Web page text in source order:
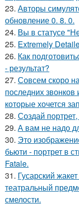
23. Авторы
обновление 0. 8. 0.
24. Вы в статусе
25. Extremely
26. Как
- результат?
27. Совсем скоро
последних
которые хочется
28. Создай
29. А вам не надо
30. Это
бьюти - портрет в
Fatale.
31. Гусарский
театральный
смелости.